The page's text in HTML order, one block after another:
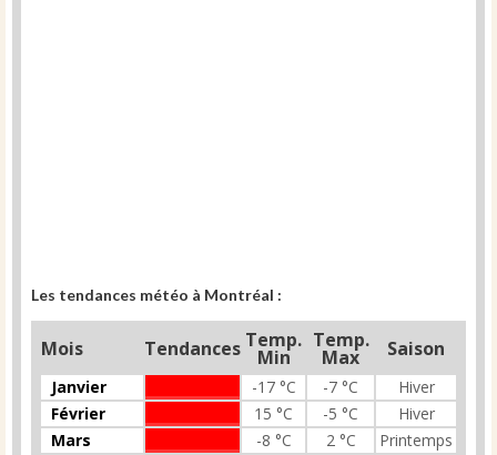
Les tendances météo à Montréal :
Mois Tendances Temp.
Min
Temp.
Max Saison
Janvier -17 °C -7 °C
Hiver
Février
15 °C -5 °C
Hiver
Mars
-8 °C 2 °C
Printemps